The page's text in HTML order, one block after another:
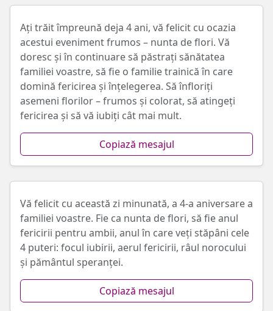
Ați trăit împreună deja 4 ani, vă felicit cu ocazia
acestui eveniment frumos – nunta de flori. Vă
doresc și în continuare să păstrați sănătatea
familiei voastre, să fie o familie trainică în care
domină fericirea și înțelegerea. Să înfloriți
asemeni florilor – frumos și colorat, să atingeți
fericirea și să vă iubiți cât mai mult.
Copiază mesajul
Vă felicit cu această zi minunată, a 4-a aniversare a
familiei voastre. Fie ca nunta de flori, să fie anul
fericirii pentru ambii, anul în care veți stăpâni cele
4 puteri: focul iubirii, aerul fericirii, râul norocului
și pământul speranței.
Copiază mesajul